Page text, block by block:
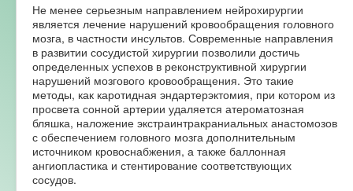
Не менее серьезным направлением нейрохирургии
является лечение нарушений кровообращения головного
мозга, в частности инсультов. Современные направления
в развитии сосудистой хирургии позволили достичь
определенных успехов в реконструктивной хирургии
нарушений мозгового кровообращения. Это такие
методы, как каротидная эндартерэктомия, при котором из
просвета сонной артерии удаляется атероматозная
бляшка, наложение экстраинтракраниальных анастомозов
с обеспечением головного мозга дополнительным
источником кровоснабжения, а также баллонная
ангиопластика и стентирование соответствующих
сосудов.